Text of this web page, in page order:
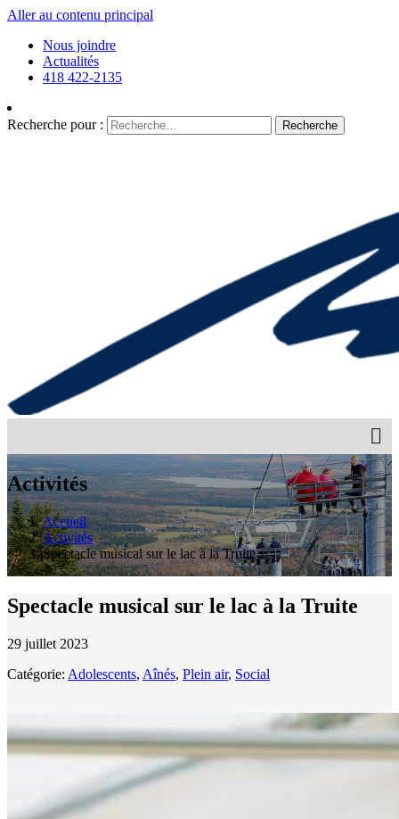
Aller au contenu principal
Nous joindre
Actualités
418 422-2135
Recherche pour : Recherche
Activités
Accueil
Activités
Spectacle musical sur le lac à la Truite
Spectacle musical sur le lac à la Truite
29 juillet 2023
Catégorie: Adolescents, Aînés, Plein air, Social